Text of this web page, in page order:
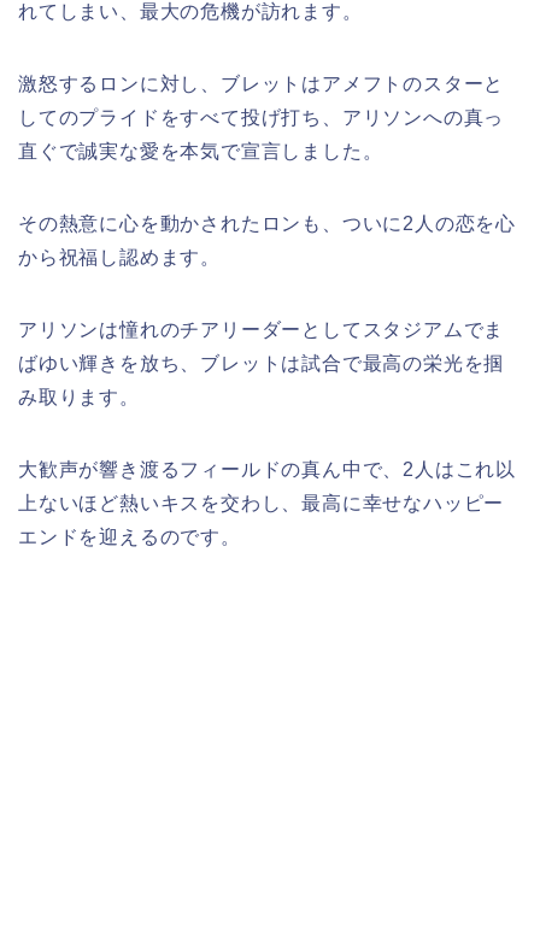
れてしまい、最大の危機が訪れます。
激怒するロンに対し、ブレットはアメフトのスターと
してのプライドをすべて投げ打ち、アリソンへの真っ
直ぐで誠実な愛を本気で宣言しました。
その熱意に心を動かされたロンも、ついに2人の恋を心
から祝福し認めます。
アリソンは憧れのチアリーダーとしてスタジアムでま
ばゆい輝きを放ち、ブレットは試合で最高の栄光を掴
み取ります。
大歓声が響き渡るフィールドの真ん中で、2人はこれ以
上ないほど熱いキスを交わし、最高に幸せなハッピー
エンドを迎えるのです。